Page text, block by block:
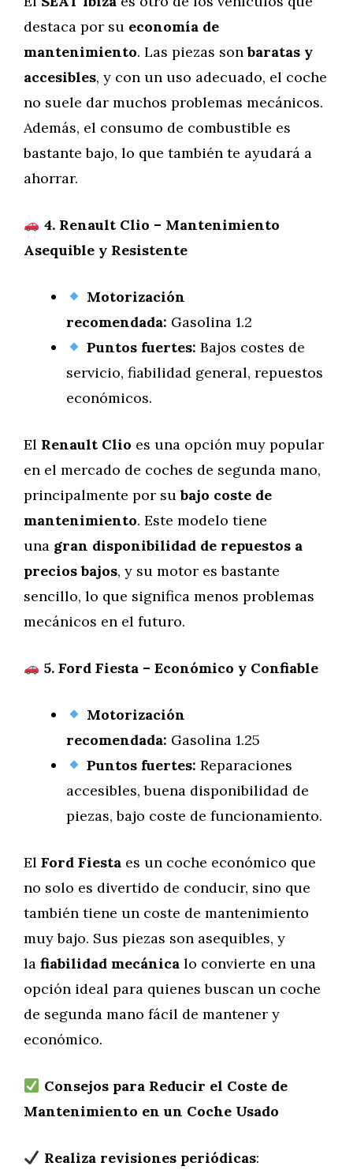
destaca por su economía de
mantenimiento. Las piezas sonbaratas y
accesibles, y con un uso adecuado, el coche
no suele dar muchos problemas mecánicos.
Además, el consumo de combustible es
bastante bajo, lo que también te ayudará a
ahorrar.
4. Renault Clio – Mantenimiento
Asequible y Resistente
Motorización
recomendada: Gasolina 1.2
Puntos fuertes: Bajos costes de
servicio, fiabilidad general, repuestos
económicos.
El Renault Clio es una opción muy popular
en el mercado de coches de segunda mano,
principalmente por subajo coste de
mantenimiento. Este modelo tiene
una gran disponibilidad de repuestos a
precios bajos, y su motor es bastante
sencillo, lo que significa menos problemas
mecánicos en el futuro.
5. Ford Fiesta – Económico y Confiable
Motorización
recomendada: Gasolina 1.25
Puntos fuertes: Reparaciones
accesibles, buena disponibilidad de
piezas, bajo coste de funcionamiento.
El Ford Fiesta es un coche económico que
no solo es divertido de conducir, sino que
también tiene un coste de mantenimiento
muy bajo. Sus piezas son asequibles, y
la fiabilidad mecánica lo convierte en una
opción ideal para quienes buscan un coche
de segunda mano fácil de mantener y
económico.
Consejos para Reducir el Coste de
Mantenimiento en un Coche Usado
Realiza revisiones periódicas: